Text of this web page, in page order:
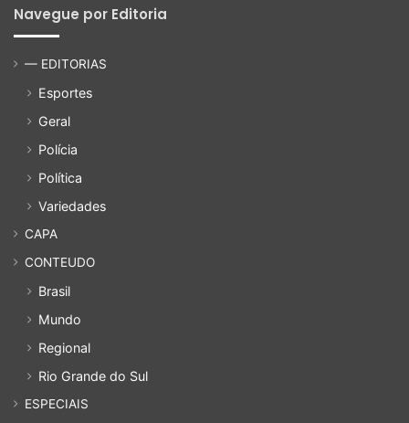
Navegue por Editoria
— EDITORIAS
Esportes
Geral
Polícia
Política
Variedades
CAPA
CONTEUDO
Brasil
Mundo
Regional
Rio Grande do Sul
ESPECIAIS